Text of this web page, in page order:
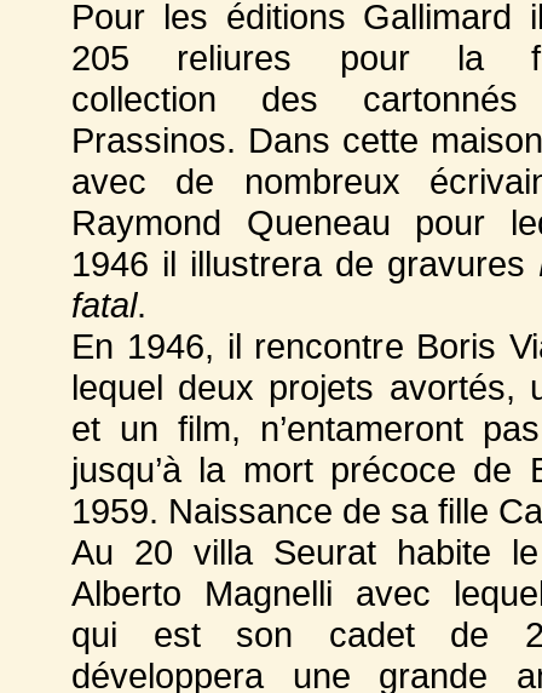
Pour les éditions Gallimard
205 reliures pour la
collection des cartonnés
Prassinos. Dans cette
avec de nombreux
Raymond Queneau pour
1946 il illustrera de gravures
fatal.
En 1946, il rencontre Boris
lequel deux projets avortés,
et un film, n’entameront pas
jusqu’à la mort précoce de
1959. Naissance de sa fille
Au 20 villa Seurat habite
Alberto Magnelli avec
qui est son cadet de
développera une grande